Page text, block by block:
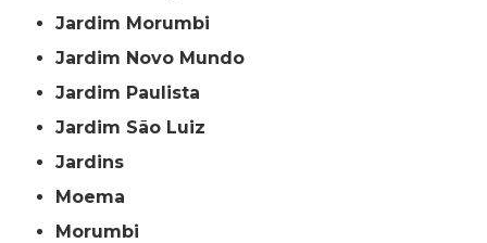
Jardim Morumbi
Jardim Novo Mundo
Jardim Paulista
Jardim São Luiz
Jardins
Moema
Morumbi